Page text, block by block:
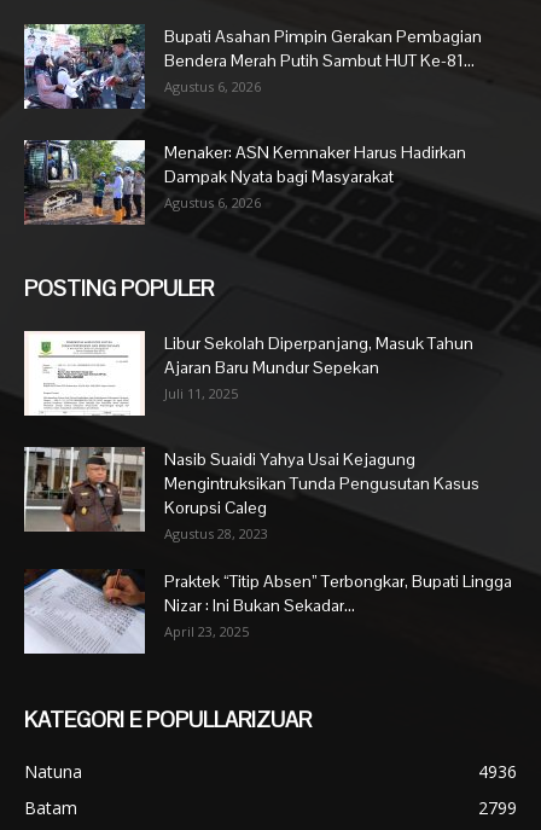
Bupati Asahan Pimpin Gerakan Pembagian
Bendera Merah Putih Sambut HUT Ke-81...
Agustus 6, 2026
Menaker: ASN Kemnaker Harus Hadirkan
Dampak Nyata bagi Masyarakat
Agustus 6, 2026
POSTING POPULER
Libur Sekolah Diperpanjang, Masuk Tahun
Ajaran Baru Mundur Sepekan
Juli 11, 2025
Nasib Suaidi Yahya Usai Kejagung
Mengintruksikan Tunda Pengusutan Kasus
Korupsi Caleg
Agustus 28, 2023
Praktek “Titip Absen” Terbongkar, Bupati Lingga
Nizar : Ini Bukan Sekadar...
April 23, 2025
KATEGORI E POPULLARIZUAR
Natuna
4936
Batam
2799